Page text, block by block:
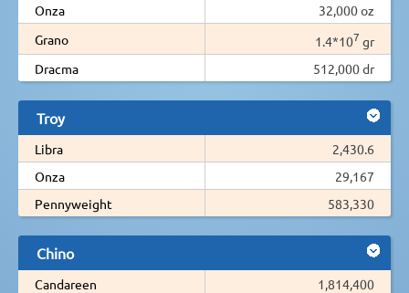
Onza
32,000 oz
Grano
1.4*107 gr
Dracma
512,000 dr
Troy
Libra
2,430.6
Onza
29,167
Pennyweight
583,330
Chino
Candareen
1,814,400